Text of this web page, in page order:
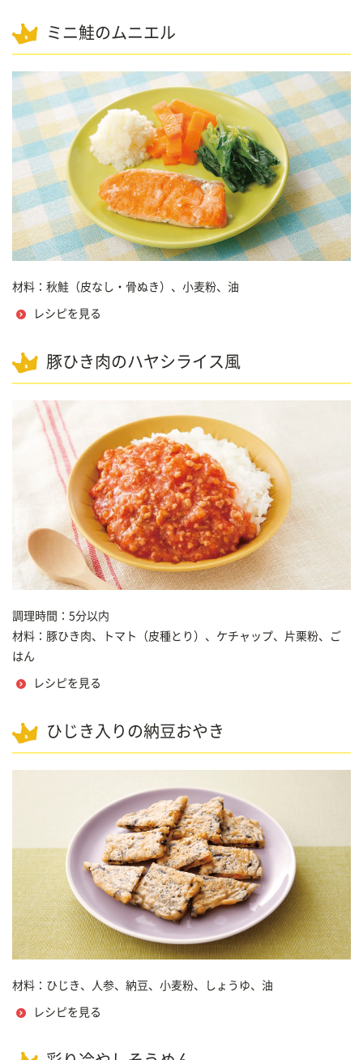
ミニ鮭のムニエル
材料：秋鮭（皮なし・骨ぬき）、小麦粉、油
レシピを見る
豚ひき肉のハヤシライス風
調理時間：5分以内
材料：豚ひき肉、トマト（皮種とり）、ケチャップ、片栗粉、ご
はん
レシピを見る
ひじき入りの納豆おやき
材料：ひじき、人参、納豆、小麦粉、しょうゆ、油
レシピを見る